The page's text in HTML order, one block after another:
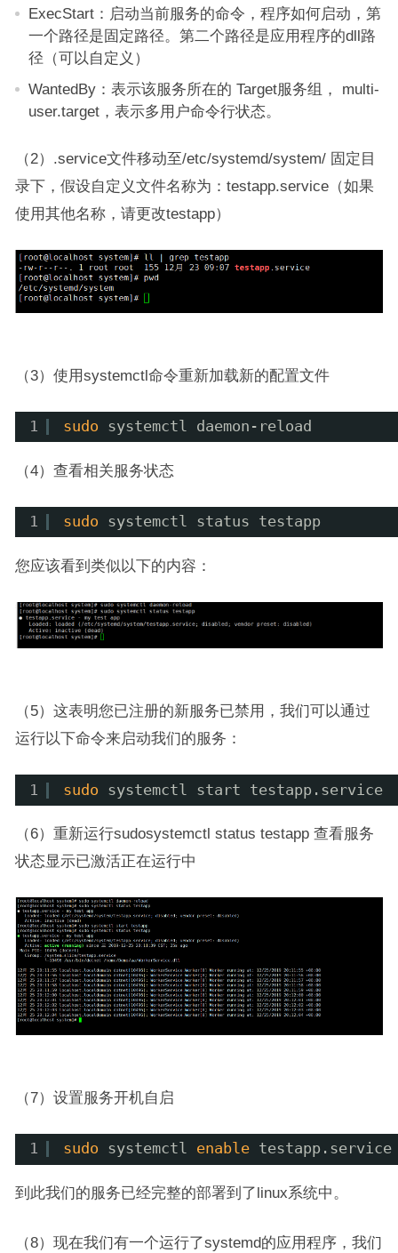
ExecStart：启动当前服务的命令，程序如何启动，第
一个路径是固定路径。第二个路径是应用程序的dll路
径（可以自定义）
WantedBy：表示该服务所在的 Target服务组， multi-
user.target，表示多用户命令行状态。
（2）.service文件移动至/etc/systemd/system/ 固定目
录下，假设自定义文件名称为：testapp.service（如果
使用其他名称，请更改testapp）
（3）使用systemctl命令重新加载新的配置文件
1 sudo systemctl daemon-reload
（4）查看相关服务状态
1 sudo systemctl status testapp
您应该看到类似以下的内容：
（5）这表明您已注册的新服务已禁用，我们可以通过
运行以下命令来启动我们的服务：
1 sudo systemctl start testapp.service
（6）重新运行sudosystemctl status testapp 查看服务
状态显示已激活正在运行中
（7）设置服务开机自启
1 sudo systemctl enable testapp.service
到此我们的服务已经完整的部署到了linux系统中。
（8）现在我们有一个运行了systemd的应用程序，我们